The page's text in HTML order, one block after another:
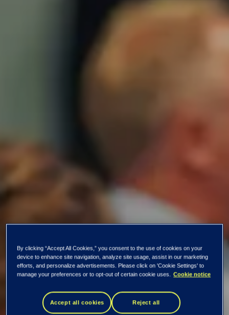
Fremtidens
By clicking “Accept All Cookies,” you consent to the use of cookies on your
device to enhance site navigation, analyze site usage, assist in our marketing
efforts, and personalize advertisements. Please click on 'Cookie Settings' to
manage your preferences or to opt-out of certain cookie uses. Cookie notice
Accept all cookies Reject all